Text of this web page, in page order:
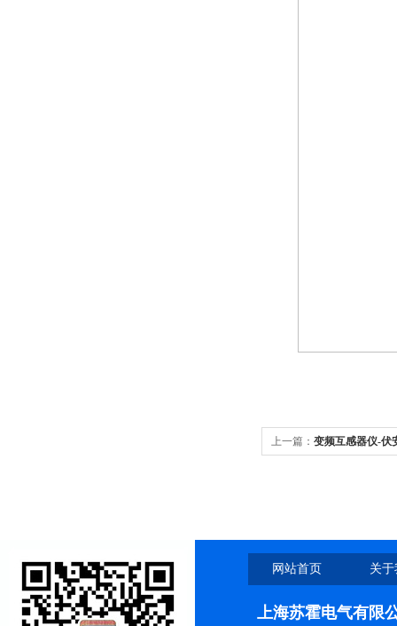
上一篇： 变频互感器仪-伏
网站首页 关
上海苏霍电气有限